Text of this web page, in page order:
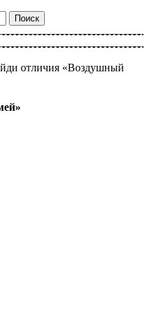
Поиск
отличия «Воздушный